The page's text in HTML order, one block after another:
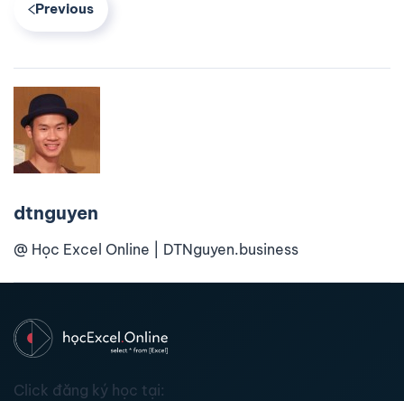
Previous
dtnguyen
@ Học Excel Online | DTNguyen.business
Click đăng ký học tại: